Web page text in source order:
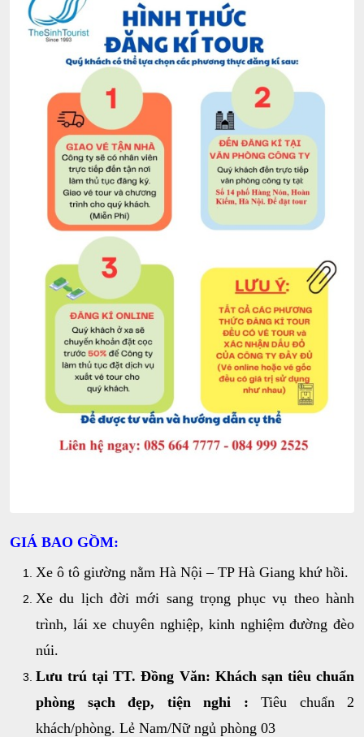
GIÁ BAO GỒM:
Xe ô tô giường nằm Hà Nội – TP Hà Giang khứ hồi.
Xe du lịch đời mới sang trọng phục vụ theo hành
trình, lái xe chuyên nghiệp, kinh nghiệm đường đèo
núi.
Lưu trú tại TT. Đồng Văn: Khách sạn tiêu chuẩn
phòng sạch đẹp, tiện nghi : Tiêu chuẩn 2
khách/phòng. Lẻ Nam/Nữ ngủ phòng 03